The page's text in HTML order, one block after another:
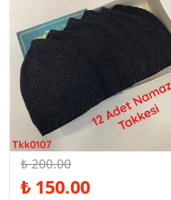
%25 İndirim
₺ 200.00
₺ 150.00